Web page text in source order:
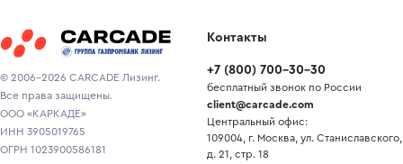
© 2006-2026 CARCADE Лизинг.
Все права защищены.
ООО «КАРКАДЕ»
ИНН 3905019765
ОГРН 1023900586181
Контакты
+7 (800) 700-30-30
бесплатный звонок по России
client@carcade.com
Центральный офис:
109004, г. Москва, ул. Станиславского,
д. 21, стр. 18